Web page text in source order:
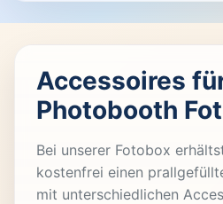
Accessoires
Photobooth
Bei unserer Fotobox
kostenfrei einen
mit unterschiedlichen